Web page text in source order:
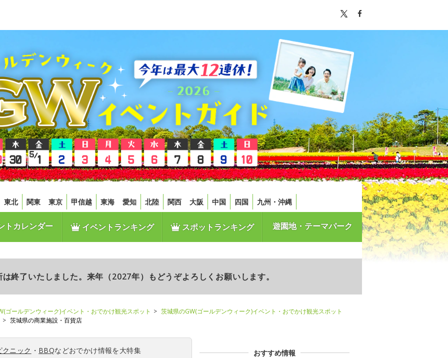
東北 関東 東京 甲信越 東海 愛知 北陸 関西 大阪 中国 四国 九州・沖縄
トカレンダー イベントランキング スポットランキング 遊園地・テーマパーク
終了いたしました。来年（2027年）もどうぞよろしくお願いします。
ゴールデンウィーク)イベント・おでかけ観光スポット
茨城県のGW(ゴールデンウィーク)イベント・おでかけ観光スポット
茨城県の商業施設・百貨店
クニック ・ BBQなどおでかけ情報を大特集
おすすめ情報